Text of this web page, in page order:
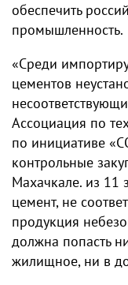
обеспечить
промышленность.
«Среди
цементов
Ассоциация по
по инициативе
контрольные
Махачкале. из 11
цемент, не
продукция
должна попасть
жилищное, ни в